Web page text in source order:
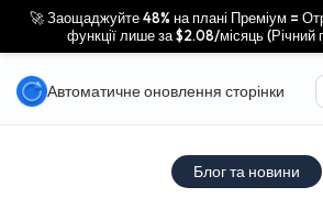
🚀 Заощаджуйте 48% на плані Преміум =
функції лише за $2.08/місяць (Річний
Автоматичне оновлення сторінки
Блог та новини